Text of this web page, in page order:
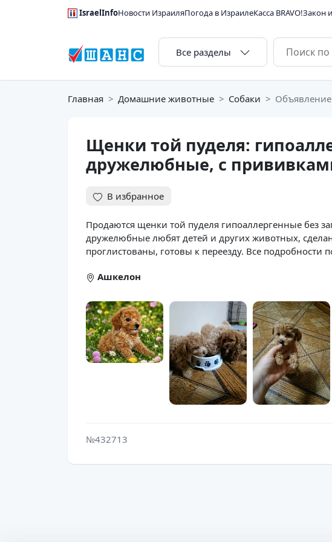
IsraelInfoНовости ИзраиляПогода в ИзраилеКасса BRAVO!Закон
Все разделы
Главная Домашние животные Собаки
Щенки той пуделя:
дружелюбные, с
В избранное
Продаются щенки той пуделя гипоаллергенные без
дружелюбные любят детей и других животных,
проглистованы, готовы к переезду. Все подробности
Ашкелон
№432713